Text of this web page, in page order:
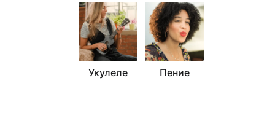
Укулеле Пение